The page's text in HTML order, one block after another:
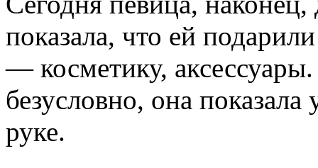
показала, что ей
— косметику,
безусловно, она
руке.